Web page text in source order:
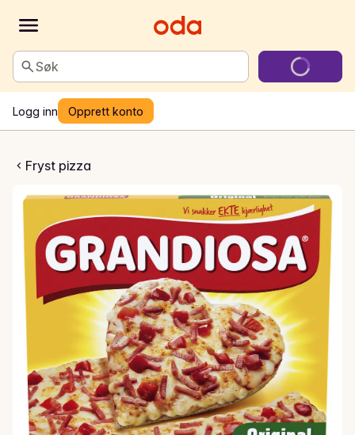
Søk
Logg inn Opprett konto
Fryst pizza
pizza